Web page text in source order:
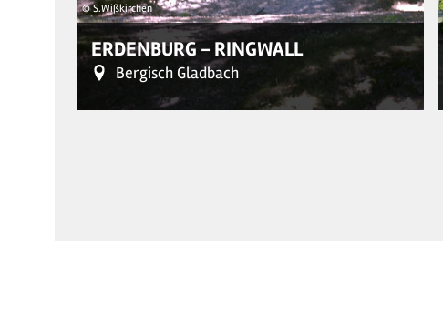
© S.Wißkirchen
ERDENBURG - RINGWALL
Bergisch Gladbach